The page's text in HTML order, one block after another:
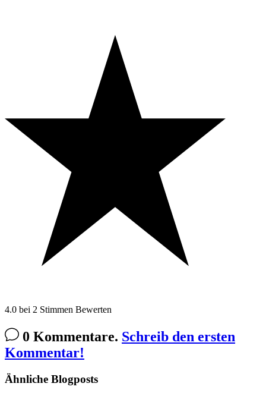
4.0 bei 2 Stimmen Bewerten
0 Kommentare. Schreib den ersten
Kommentar!
Ähnliche Blogposts